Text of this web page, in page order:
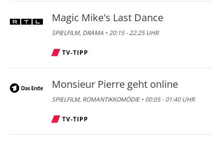
Magic Mike's Last Dance
SPIELFILM, DRAMA • 20:15 - 22:25 UHR
TV-TIPP
Monsieur Pierre geht online
SPIELFILM, ROMANTIKKOMÖDIE • 00:05 - 01:40 UHR
TV-TIPP